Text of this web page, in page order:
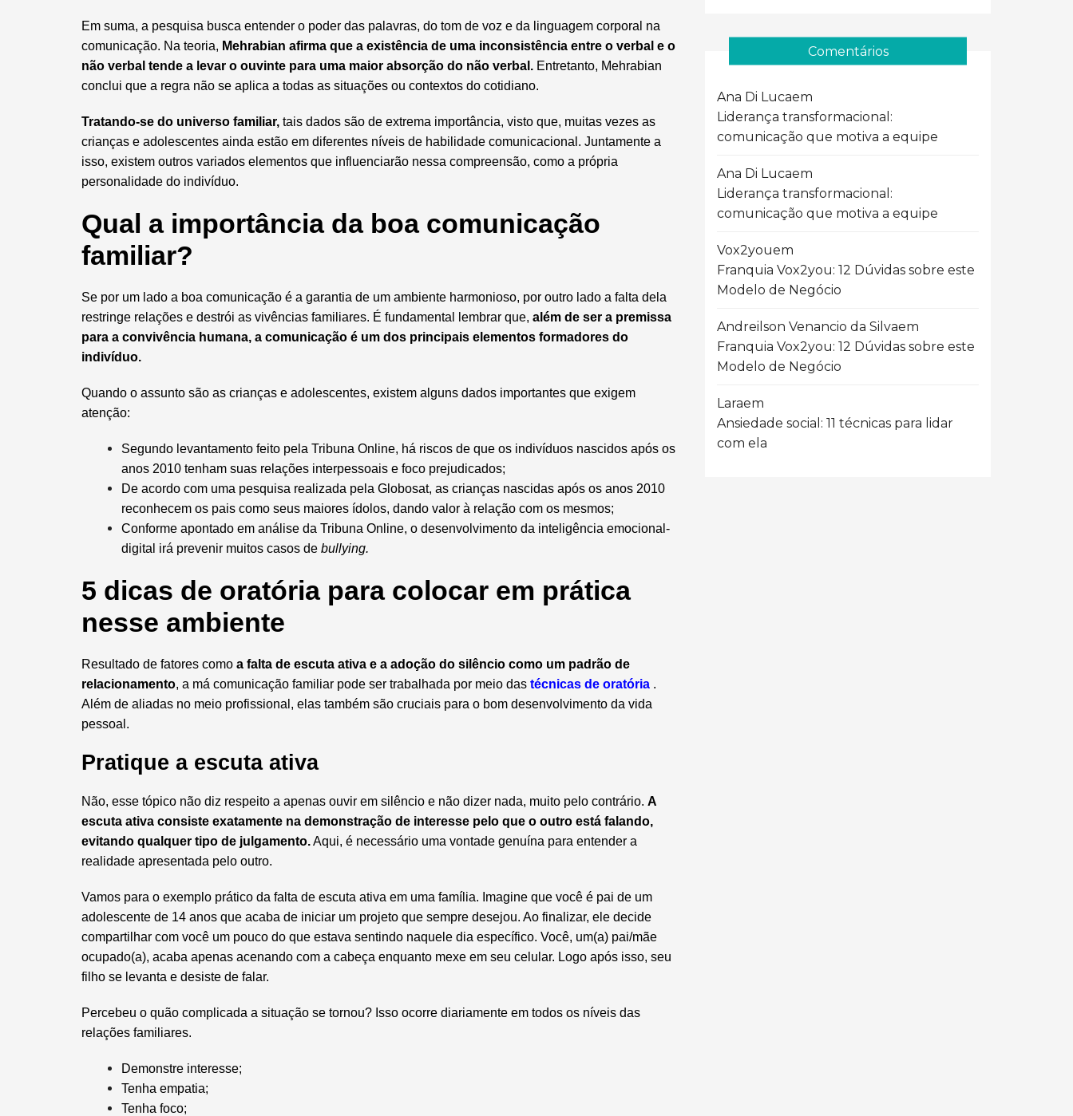
Em suma, a pesquisa busca entender o poder das palavras, do tom de voz e da linguagem corporal na
comunicação. Na teoria, Mehrabian afirma que a existência de uma inconsistência entre o verbal e o
não verbal tende a levar o ouvinte para uma maior absorção do não verbal. Entretanto, Mehrabian
conclui que a regra não se aplica a todas as situações ou contextos do cotidiano.
Tratando-se do universo familiar, tais dados são de extrema importância, visto que, muitas vezes as
crianças e adolescentes ainda estão em diferentes níveis de habilidade comunicacional. Juntamente a
isso, existem outros variados elementos que influenciarão nessa compreensão, como a própria
personalidade do indivíduo.
Qual a importância da boa comunicação
familiar?
Se por um lado a boa comunicação é a garantia de um ambiente harmonioso, por outro lado a falta dela
restringe relações e destrói as vivências familiares. É fundamental lembrar que, além de ser a premissa
para a convivência humana, a comunicação é um dos principais elementos formadores do
indivíduo.
Quando o assunto são as crianças e adolescentes, existem alguns dados importantes que exigem
atenção:
Segundo levantamento feito pela Tribuna Online, há riscos de que os indivíduos nascidos após os
anos 2010 tenham suas relações interpessoais e foco prejudicados;
De acordo com uma pesquisa realizada pela Globosat, as crianças nascidas após os anos 2010
reconhecem os pais como seus maiores ídolos, dando valor à relação com os mesmos;
Conforme apontado em análise da Tribuna Online, o desenvolvimento da inteligência emocional-
digital irá prevenir muitos casos de bullying.
5 dicas de oratória para colocar em prática
nesse ambiente
Resultado de fatores como a falta de escuta ativa e a adoção do silêncio como um padrão de
relacionamento, a má comunicação familiar pode ser trabalhada por meio das técnicas de oratória .
Além de aliadas no meio profissional, elas também são cruciais para o bom desenvolvimento da vida
pessoal.
Pratique a escuta ativa
Não, esse tópico não diz respeito a apenas ouvir em silêncio e não dizer nada, muito pelo contrário. A
escuta ativa consiste exatamente na demonstração de interesse pelo que o outro está falando,
evitando qualquer tipo de julgamento.Aqui, é necessário uma vontade genuína para entender a
realidade apresentada pelo outro.
Vamos para o exemplo prático da falta de escuta ativa em uma família. Imagine que você é pai de um
adolescente de 14 anos que acaba de iniciar um projeto que sempre desejou. Ao finalizar, ele decide
compartilhar com você um pouco do que estava sentindo naquele dia específico. Você, um(a) pai/mãe
ocupado(a), acaba apenas acenando com a cabeça enquanto mexe em seu celular. Logo após isso, seu
filho se levanta e desiste de falar.
Percebeu o quão complicada a situação se tornou? Isso ocorre diariamente em todos os níveis das
relações familiares.
Demonstre interesse;
Tenha empatia;
Tenha foco;
Comentários
Ana Di Lucaem
Liderança transformacional:
comunicação que motiva a equipe
Ana Di Lucaem
Liderança transformacional:
comunicação que motiva a equipe
Vox2youem
Franquia Vox2you: 12 Dúvidas sobre este
Modelo de Negócio
Andreilson Venancio da Silvaem
Franquia Vox2you: 12 Dúvidas sobre este
Modelo de Negócio
Laraem
Ansiedade social: 11 técnicas para lidar
com ela